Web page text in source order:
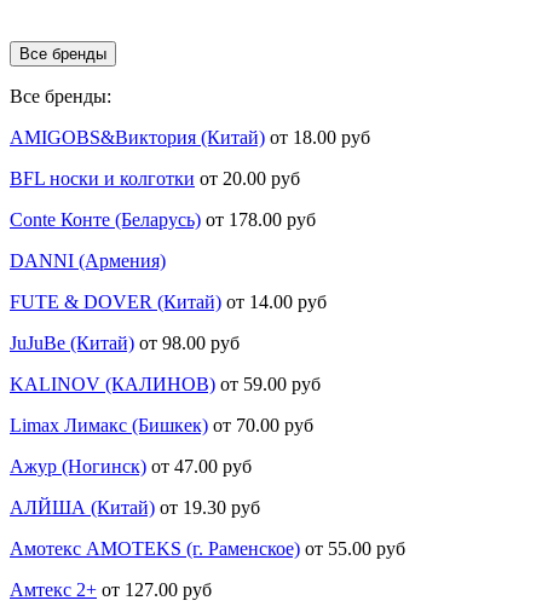
Все бренды
Все бренды:
AMIGOBS&Виктория (Китай) от 18.00 руб
BFL носки и колготки от 20.00 руб
Conte Конте (Беларусь) от 178.00 руб
DANNI (Армения)
FUTE & DOVER (Китай) от 14.00 руб
JuJuBe (Китай) от 98.00 руб
KALINOV (КАЛИНОВ) от 59.00 руб
Limax Лимакс (Бишкек) от 70.00 руб
Ажур (Ногинск) от 47.00 руб
АЛЙША (Китай) от 19.30 руб
Амотекс AMOTEKS (г. Раменское) от 55.00 руб
Амтекс 2+ от 127.00 руб